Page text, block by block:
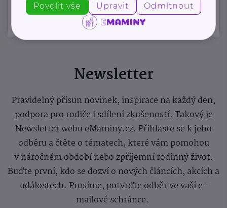
Newsletter
Pravidelný přísun novinek, inspirace na každý den,
podpora pro rodiče i sdílení zkušeností. Takový je
Newsletter webu eMaminy.cz. Přihlaste se k jeho
odběru a čtěte o tématech, které vám pomohou
v náročném období nebo zpříjemní rodinný život.
Buďte první, kdo se dozví o nových článcích, akcích a
událostech. Prosíme, potvrďte odběr ve vaší e-
mailové schránce.
Povolit vše Upravit Odmítnout